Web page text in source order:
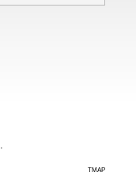
TMAP